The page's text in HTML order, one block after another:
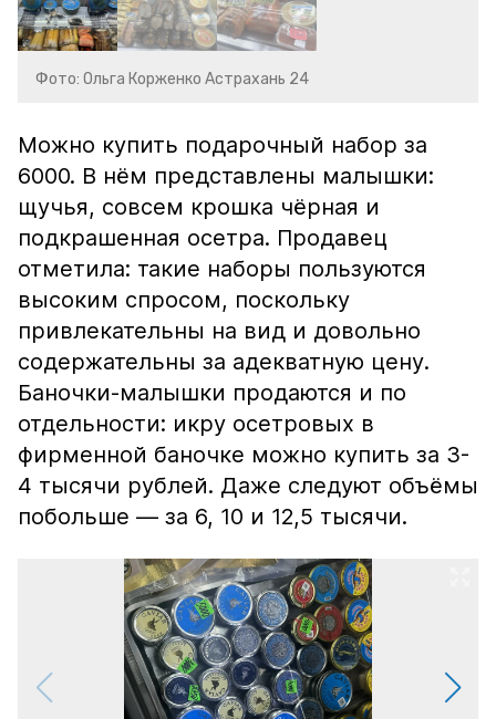
Фото: Ольга Корженко Астрахань 24
Можно купить подарочный набор за
6000. В нём представлены малышки:
щучья, совсем крошка чёрная и
подкрашенная осетра. Продавец
отметила: такие наборы пользуются
высоким спросом, поскольку
привлекательны на вид и довольно
содержательны за адекватную цену.
Баночки-малышки продаются и по
отдельности: икру осетровых в
фирменной баночке можно купить за 3-
4 тысячи рублей. Даже следуют объёмы
побольше — за 6, 10 и 12,5 тысячи.